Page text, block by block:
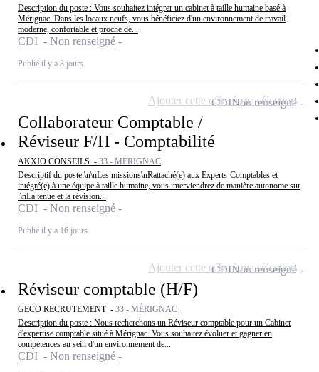
Description du poste : Vous souhaitez intégrer un cabinet à taille humaine basé à
Mérignac. Dans les locaux neufs, vous bénéficiez d'un environnement de travail
moderne, confortable et proche de...
CDI - Non renseigné
Publié il y a 8 jours
Collaborateur Comptable /
Réviseur F/H - Comptabilité
AKXIO CONSEILS - 33 - MÉRIGNAC
Descriptif du poste:\n\nLes missions\nRattaché(e) aux Experts-Comptables et
intégré(e) à une équipe à taille humaine, vous interviendrez de manière autonome sur
:\nLa tenue et la révision...
CDI - Non renseigné
Publié il y a 16 jours
CDINon renseigné
Ajouter cette offre à ma sélection
Réviseur comptable (H/F)
GECO RECRUTEMENT - 33 - MÉRIGNAC
Description du poste : Nous recherchons un Réviseur comptable pour un Cabinet
d'expertise comptable situé à Mérignac. Vous souhaitez évoluer et gagner en
compétences au sein d'un environnement de...
CDI - Non renseigné
CDINon renseigné
Ajouter cette offre à ma sélection